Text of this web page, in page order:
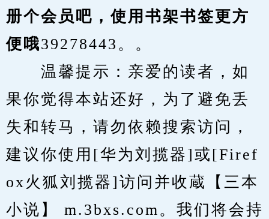
册个会员吧，使用书架书签更方
便哦39278443。。
温馨提示：亲爱的读者，如
果你觉得本站还好，为了避免丢
失和转马，请勿依赖搜索访问，
建议你使用[华为刘揽器]或[Firef
ox火狐刘揽器]访问并收蔵【三本
小说】 m.3bxs.com。我们将会持